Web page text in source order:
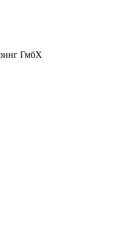
ГмбХ